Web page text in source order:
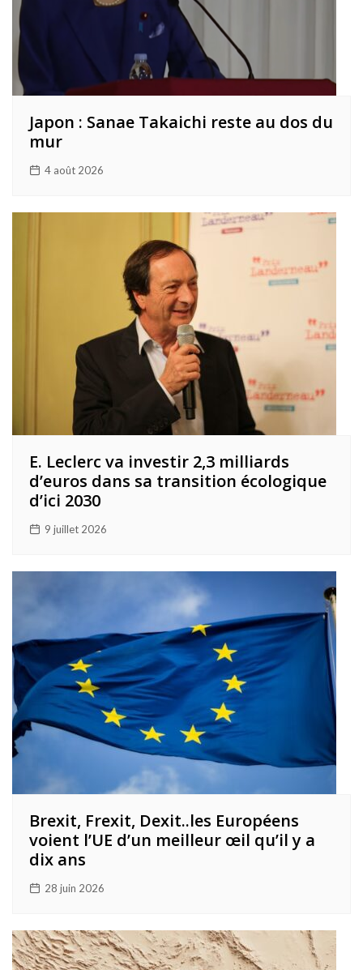
Japon : Sanae Takaichi reste au dos du
mur
4 août 2026
E. Leclerc va investir 2,3 milliards
d’euros dans sa transition écologique
d’ici 2030
9 juillet 2026
Brexit, Frexit, Dexit..les Européens
voient l’UE d’un meilleur œil qu’il y a
dix ans
28 juin 2026